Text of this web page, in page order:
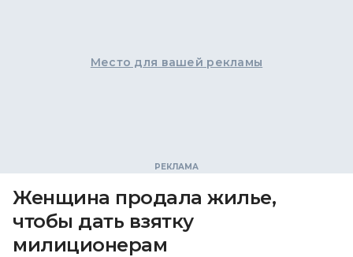
Место для вашей рекламы
Женщина продала жилье,
чтобы дать взятку
милиционерам